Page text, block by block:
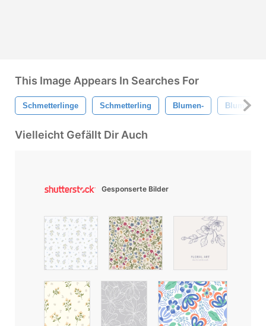
This Image Appears In Searches For
Schmetterlinge Schmetterling Blumen- Blume
Vielleicht Gefällt Dir Auch
Gesponserte Bilder